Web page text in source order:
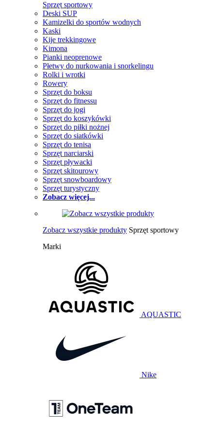
Sprzęt sportowy
Deski SUP
Kamizelki do sportów wodnych
Kaski
Kije trekkingowe
Kimona
Pianki neoprenowe
Płetwy do nurkowania i snorkelingu
Rolki i wrotki
Rowery
Sprzęt do boksu
Sprzęt do fitnessu
Sprzęt do jogi
Sprzęt do koszykówki
Sprzęt do piłki nożnej
Sprzęt do siatkówki
Sprzęt do tenisa
Sprzęt narciarski
Sprzęt pływacki
Sprzęt skitourowy
Sprzęt snowboardowy
Sprzęt turystyczny
Zobacz więcej...
Zobacz wszystkie produkty Sprzęt sportowy
Marki
AQUASTIC
Nike